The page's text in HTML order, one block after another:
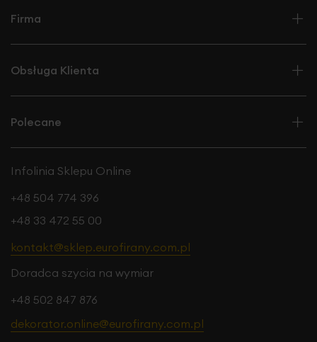
Firma
Obsługa Klienta
Polecane
Infolinia Sklepu Online
+48 504 774 396
+48 33 472 55 00
kontakt@sklep.eurofirany.com.pl
Doradca szycia na wymiar
+48 502 847 876
dekorator.online@eurofirany.com.pl